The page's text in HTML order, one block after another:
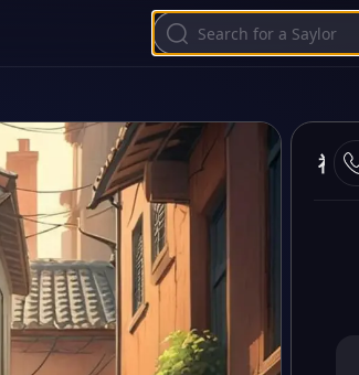
福星去死